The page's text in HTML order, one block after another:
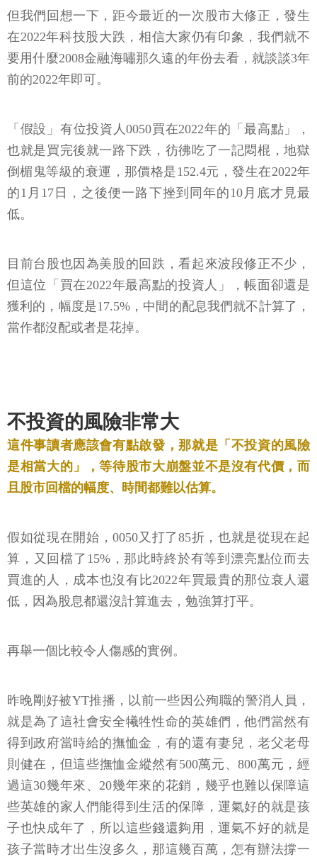
但我們回想一下，距今最近的一次股市大修正，發生
在2022年科技股大跌，相信大家仍有印象，我們就不
要用什麼2008金融海嘯那久遠的年份去看，就談談3年
前的2022年即可。
「假設」有位投資人0050買在2022年的「最高點」，
也就是買完後就一路下跌，彷彿吃了一記悶棍，地獄
倒楣鬼等級的衰運，那價格是152.4元，發生在2022年
的1月17日，之後便一路下挫到同年的10月底才見最
低。
目前台股也因為美股的回跌，看起來波段修正不少，
但這位「買在2022年最高點的投資人」，帳面卻還是
獲利的，幅度是17.5%，中間的配息我們就不計算了，
當作都沒配或者是花掉。
不投資的風險非常大
這件事讀者應該會有點啟發，那就是「不投資的風險
是相當大的」，等待股市大崩盤並不是沒有代價，而
且股市回檔的幅度、時間都難以估算。
假如從現在開始，0050又打了85折，也就是從現在起
算，又回檔了15%，那此時終於有等到漂亮點位而去
買進的人，成本也沒有比2022年買最貴的那位衰人還
低，因為股息都還沒計算進去，勉強算打平。
再舉一個比較令人傷感的實例。
昨晚剛好被YT推播，以前一些因公殉職的警消人員，
就是為了這社會安全犧牲性命的英雄們，他們當然有
得到政府當時給的撫恤金，有的還有妻兒，老父老母
則健在，但這些撫恤金縱然有500萬元、800萬元，經
過這30幾年來、20幾年來的花銷，幾乎也難以保障這
些英雄的家人們能得到生活的保障，運氣好的就是孩
子也快成年了，所以這些錢還夠用，運氣不好的就是
孩子當時才出生沒多久，那這幾百萬，怎有辦法撐一